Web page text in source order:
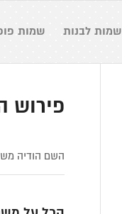
שמות לבנות שמות
פירוש
השם הודיה